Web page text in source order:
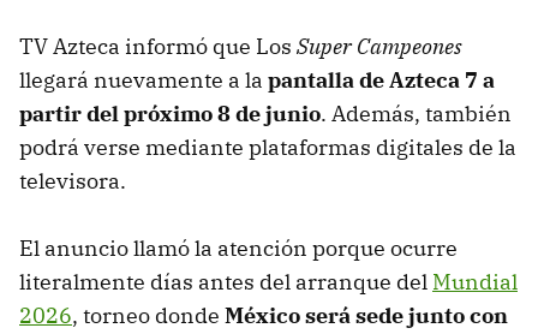
TV Azteca informó que Los Super Campeones
llegará nuevamente a la pantalla de Azteca 7 a
partir del próximo 8 de junio. Además, también
podrá verse mediante plataformas digitales de la
televisora.
El anuncio llamó la atención porque ocurre
literalmente días antes del arranque del Mundial
2026, torneo donde México será sede junto con